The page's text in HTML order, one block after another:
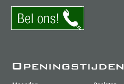
Openingstijden